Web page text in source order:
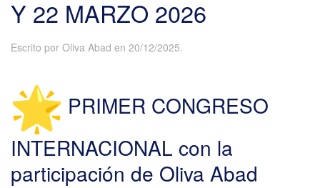
Y 22 MARZO 2026
Escrito por Oliva Abad en 20/12/2025.
PRIMER CONGRESO
INTERNACIONAL con la
participación de Oliva Abad